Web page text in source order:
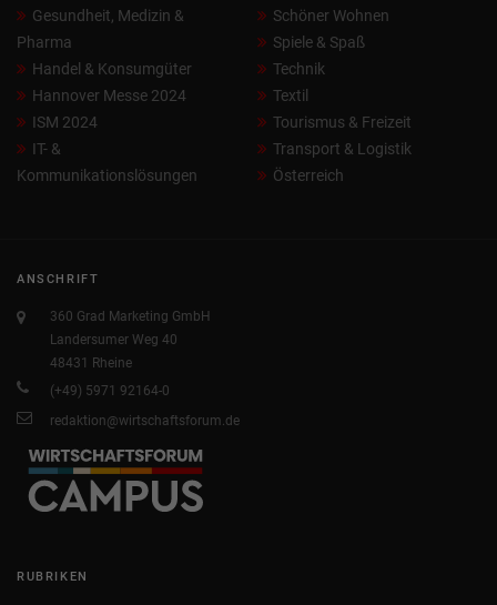
Gesundheit, Medizin &
Pharma
Handel & Konsumgüter
Hannover Messe 2024
ISM 2024
IT- &
Kommunikationslösungen
Schöner Wohnen
Spiele & Spaß
Technik
Textil
Tourismus & Freizeit
Transport & Logistik
Österreich
ANSCHRIFT
360 Grad Marketing GmbH
Landersumer Weg 40
48431 Rheine
(+49) 5971 92164-0
redaktion@wirtschaftsforum.de
RUBRIKEN